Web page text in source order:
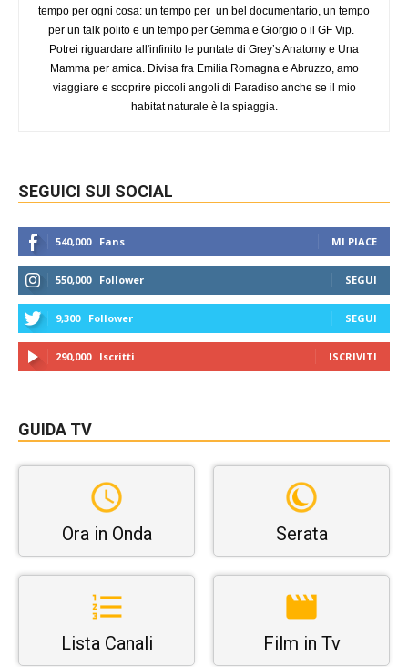
tempo per ogni cosa: un tempo per un bel documentario, un tempo
per un talk polito e un tempo per Gemma e Giorgio o il GF Vip.
Potrei riguardare all'infinito le puntate di Grey’s Anatomy e Una
Mamma per amica. Divisa fra Emilia Romagna e Abruzzo, amo
viaggiare e scoprire piccoli angoli di Paradiso anche se il mio
habitat naturale è la spiaggia.
SEGUICI SUI SOCIAL
540,000 Fans MI PIACE
550,000 Follower SEGUI
9,300 Follower SEGUI
290,000 Iscritti ISCRIVITI
GUIDA TV
Ora in Onda Serata
Lista Canali Film in Tv